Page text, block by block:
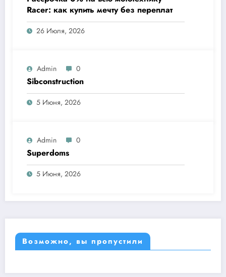
Racer: как купить мечту без переплат
26 Июля, 2026
Admin 0
Sibconstruction
5 Июня, 2026
Admin 0
Superdoms
5 Июня, 2026
Возможно, вы пропустили